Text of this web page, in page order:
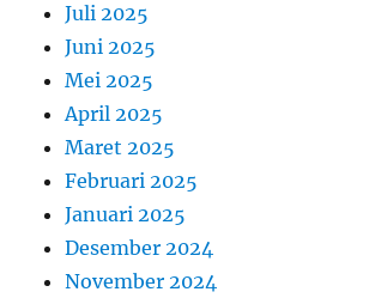
Juli 2025
Juni 2025
Mei 2025
April 2025
Maret 2025
Februari 2025
Januari 2025
Desember 2024
November 2024